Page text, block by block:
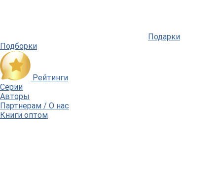
Подарки
Подборки
Рейтинги
Серии
Авторы
Партнерам / О нас
Книги оптом